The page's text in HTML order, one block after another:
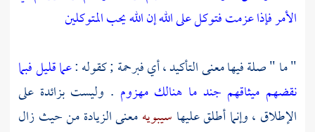
الأمر فإذا عزمت فتوكل على الله إن الله يحب المتوكلين
" ما " صلة فيها معنى التأكيد ، أي فبرحمة ; كقوله :عما قليلفبما
نقضهم ميثاقهم جند ما هنالك مهزوم . وليست بزائدة على
الإطلاق ، وإنما أطلق عليها سيبويهمعنى الزيادة من حيث زال